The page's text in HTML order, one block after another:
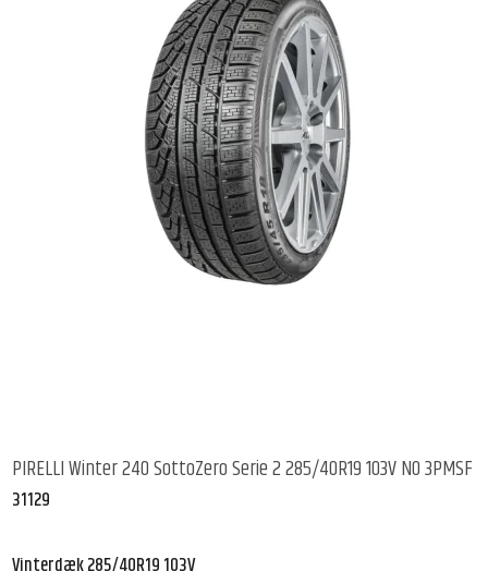
PIRELLI Winter 240 SottoZero Serie 2 285/40R19 103V NO 3PMSF
31129